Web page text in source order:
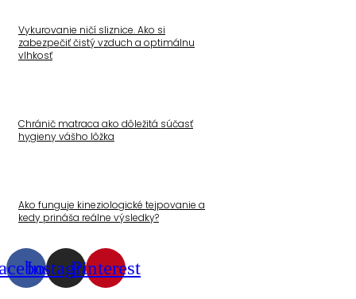
Vykurovanie ničí sliznice. Ako si
zabezpečiť čistý vzduch a optimálnu
vlhkosť
Chránič matraca ako dôležitá súčasť
hygieny vášho lôžka
Ako funguje kineziologické tejpovanie a
kedy prináša reálne výsledky?
InstagramPinterest